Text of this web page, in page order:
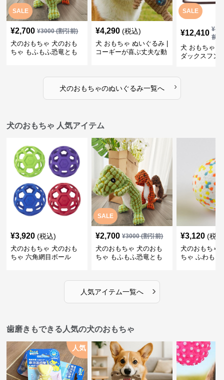
SALE
¥2,700 ¥3000(割引前)
犬のおもちゃ 犬のおも
ちゃ もふもふ恐竜とも
¥4,290 (税込)
犬 おもちゃ ぬいぐるみ |
コーギーが喜ぶ丈夫な動
SALE
¥12,410 ¥
前)
犬 おもちゃ
ダックスフン
犬のおもちゃのぬいぐるみ一覧へ ›
犬のおもちゃ 人気アイテム
¥3,920 (税込)
犬のおもちゃ 犬のおも
ちゃ 六角網目ボール
SALE
¥2,700 ¥3000(割引前)
犬のおもちゃ 犬のおも
ちゃ もふもふ恐竜とも
¥3,120 (税
犬のおもちゃ
ちゃ ふわもこ
人気アイテム一覧へ ›
歯磨きもできる人気の犬のおもちゃ
人気